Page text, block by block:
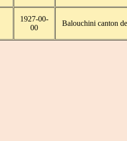
1927-00-
00
Balouchini canton